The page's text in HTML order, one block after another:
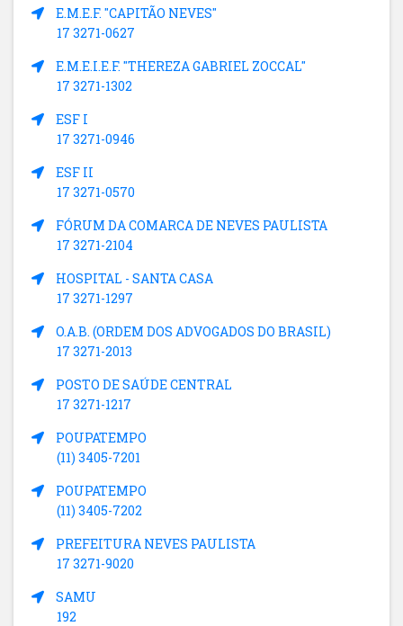
E.M.E.F. "CAPITÃO NEVES"
17 3271-0627
E.M.E.I.E.F. "THEREZA GABRIEL ZOCCAL"
17 3271-1302
ESF I
17 3271-0946
ESF II
17 3271-0570
FÓRUM DA COMARCA DE NEVES PAULISTA
17 3271-2104
HOSPITAL - SANTA CASA
17 3271-1297
O.A.B. (ORDEM DOS ADVOGADOS DO BRASIL)
17 3271-2013
POSTO DE SAÚDE CENTRAL
17 3271-1217
POUPATEMPO
(11) 3405-7201
POUPATEMPO
(11) 3405-7202
PREFEITURA NEVES PAULISTA
17 3271-9020
SAMU
192